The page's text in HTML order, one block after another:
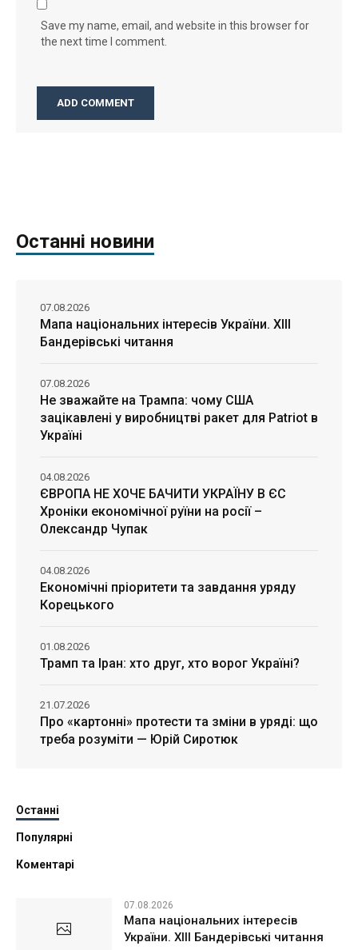
Save my name, email, and website in this browser for
the next time I comment.
Останні новини
Мапа національних інтересів України. ХІІІ
Бандерівські читання
07.08.2026
Не зважайте на Трампа: чому США
зацікавлені у виробництві ракет для Patriot в
Україні
07.08.2026
ЄВРОПА НЕ ХОЧЕ БАЧИТИ УКРАЇНУ В ЄС
Хроніки економічної руїни на росії –
Олександр Чупак
04.08.2026
Економічні пріоритети та завдання уряду
Корецького
04.08.2026
Трамп та Іран: хто друг, хто ворог Україні?
01.08.2026
Про «картонні» протести та зміни в уряді: що
треба розуміти — Юрій Сиротюк
21.07.2026
Останні
Популярні
Коментарі
07.08.2026
Мапа національних інтересів
України. ХІІІ Бандерівські читання